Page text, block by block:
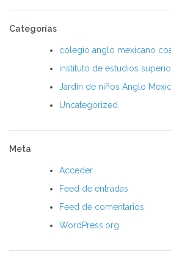
Categorías
colegio anglo mexicano
instituto de estudios
Jardín de niños Anglo
Uncategorized
Meta
Acceder
Feed de entradas
Feed de comentarios
WordPress.org